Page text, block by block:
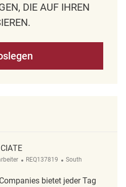
DIE AUF IHREN I
ReqId
REQ137819 Ort
South
bietet jeder Tag